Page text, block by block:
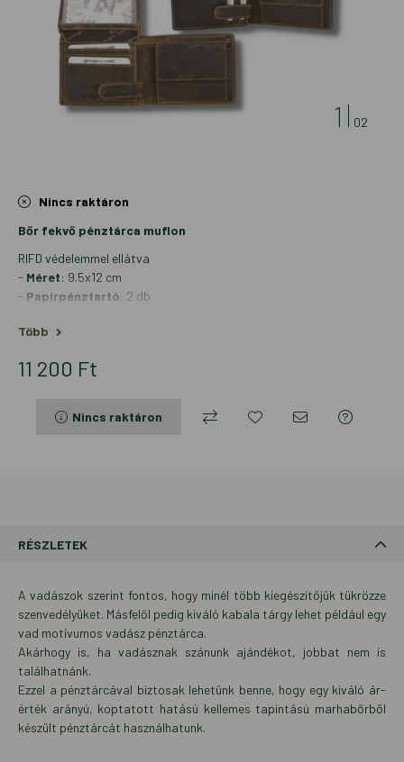
1 02
Nincs raktáron
Bőr fekvő pénztárca muflon
RIFD védelemmel ellátva
- Méret: 9.5x12 cm
- Papírpénztartó: 2 db
-Kártyatartó
A készletünkön található termék színárnyalata eltérhet a fotón
11 200 Ft
Nincs raktáron
RÉSZLETEK
A vadászok szerint fontos, hogy minél több kiegészítőjük tükrözze
szenvedélyüket. Másfelől pedig kiváló kabala tárgy lehet például egy
vad motívumos vadász pénztárca.
Akárhogy is, ha vadásznak szánunk ajándékot, jobbat nem is
találhatnánk.
Ezzel a pénztárcával biztosak lehetünk benne, hogy egy kiváló ár-
érték arányú, koptatott hatású kellemes tapintású marhabőrből
készült pénztárcát használhatunk.